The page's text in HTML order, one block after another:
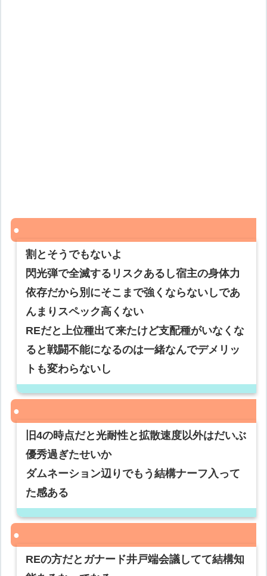
割とそうでもないよ
閃光弾で全滅するリスクあるし宿主の身体力
依存だから別にそこまで強くならないしであ
んまりスペック高くない
REだと上位種出て来たけど支配種がいなくな
ると戦闘不能になるのは一緒なんでデメリッ
トも変わらないし
旧4の時点だと光耐性と拡散速度以外はだいぶ
優秀過ぎたせいか
ダムネーション辺りでもう結構ナーフ入って
た感ある
REの方だとガナード井戸端会議してて結構知